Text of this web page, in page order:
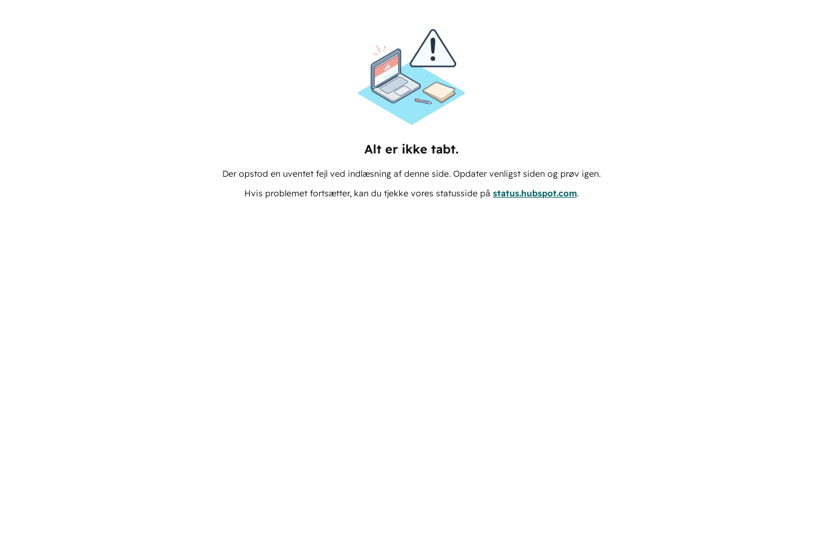
Alt er ikke tabt.
Der opstod en uventet fejl ved indlæsning af denne side. Opdater venligst siden og prøv igen.
Hvis problemet fortsætter, kan du tjekke vores statusside på status.hubspot.com.